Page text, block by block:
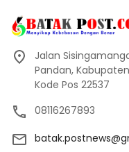
Jalan
Pandan,
Kode Pos 22537
08116267893